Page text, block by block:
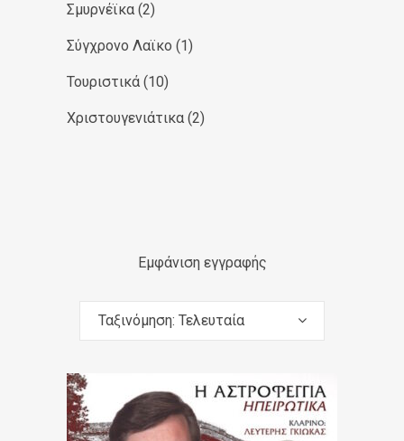
Σμυρνέϊκα (2)
Σύγχρονο Λαϊκο (1)
Τουριστικά (10)
Χριστουγενιάτικα (2)
Εμφάνιση εγγραφής
Ταξινόμηση: Τελευταία